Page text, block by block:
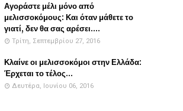
Αγοράστε μέλι μόνο από
μελισσοκόμους: Και όταν μάθετε το
γιατί, δεν θα σας αρέσει....
Τρίτη, Σεπτεμβρίου 27, 2016
Κλαίνε οι μελισσοκόμοι στην Ελλάδα:
Έρχεται το τέλος...
Δευτέρα, Ιουνίου 06, 2016